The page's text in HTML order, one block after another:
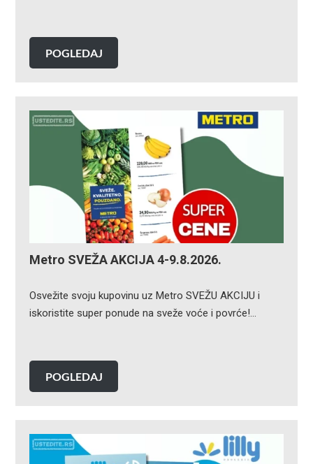
POGLEDAJ
Metro SVEŽA AKCIJA 4-9.8.2026.
Osvežite svoju kupovinu uz Metro SVEŽU AKCIJU i
iskoristite super ponude na sveže voće i povrće!…
POGLEDAJ